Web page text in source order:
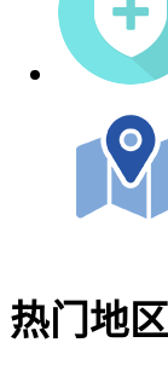
热门地区